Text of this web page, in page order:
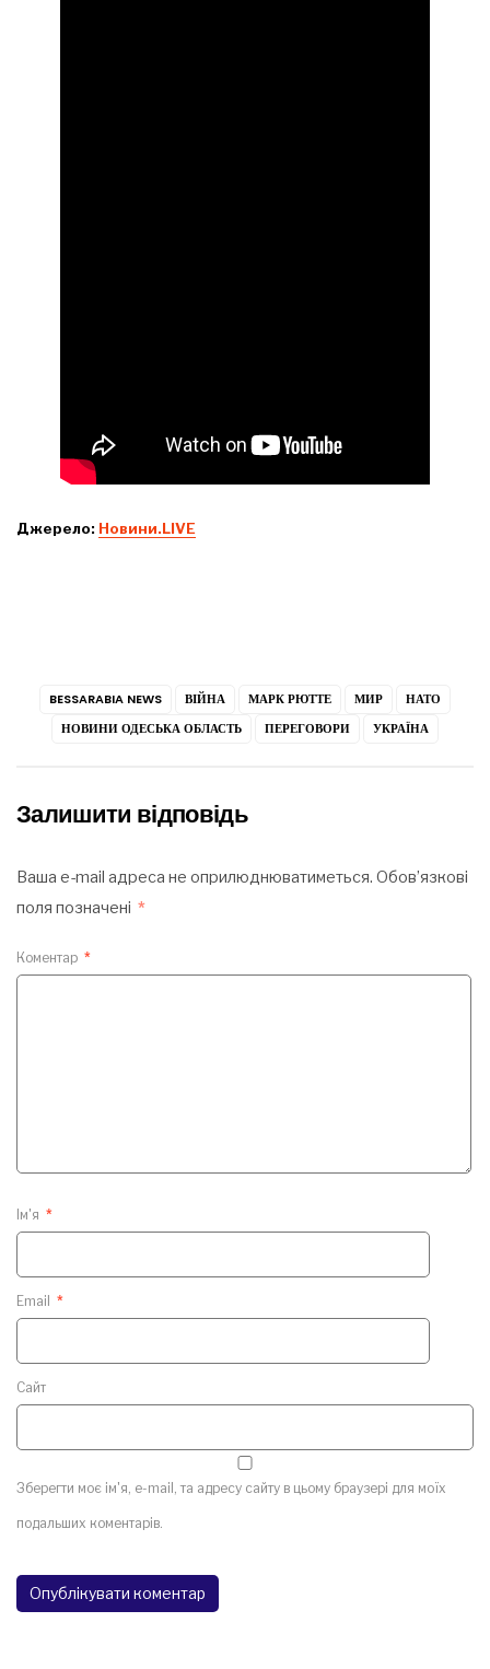
Джерело: Новини.LIVE
BESSARABIA NEWS ВІЙНА МАРК РЮТТЕ МИР
НАТО
НОВИНИ ОДЕСЬКА ОБЛАСТЬ
ПЕРЕГОВОРИ УКРАЇНА
Залишити відповідь
Ваша e-mail адреса не оприлюднюватиметься. Обов’язкові
поля позначені *
Коментар *
Ім'я *
Email *
Сайт
Зберегти моє ім'я, e-mail, та адресу сайту в цьому браузері для моїх
подальших коментарів.